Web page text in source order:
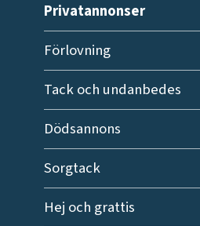
Privatannonser
Förlovning
Tack och undanbedes
Dödsannons
Sorgtack
Hej och grattis